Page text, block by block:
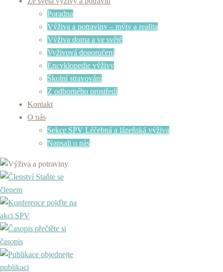
Poradna
Výživa a potraviny – mýty a realita
Výživa doma a ve světě
Vyživová doporučení
Encyklopedie výživy
Školní stravování
Z odborného prostředí
Kontakt
O nás
Sekce SPV Léčebná a lázeňská výživa
Napsali o nás
Staňte se
členem
pojďte na
akci SPV
přečtěte si
časopis
objednejte
publikaci